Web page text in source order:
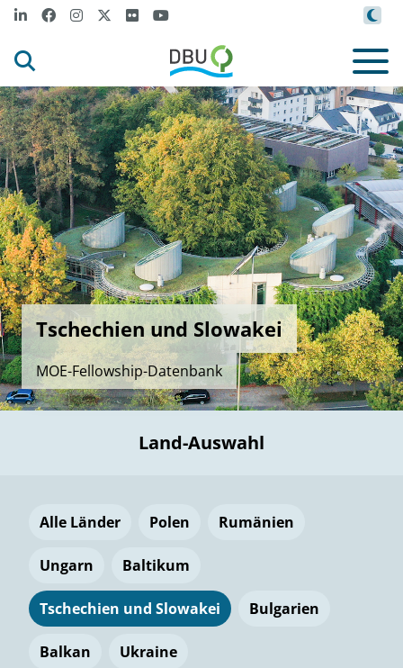
Tschechien und Slowakei
MOE-Fellowship-Datenbank
Land-Auswahl
Alle Länder Polen Rumänien
Ungarn Baltikum
Tschechien und Slowakei Bulgarien
Balkan Ukraine